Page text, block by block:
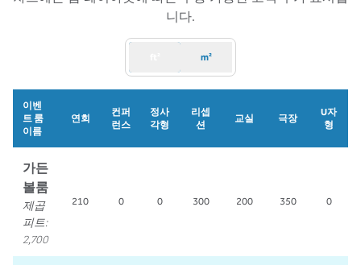
니다.
m²
이벤
트 룸
이름
연회
컨퍼
런스
정사
각형
리셉
션
교실 극장
U자
형
가든
볼룸
제곱
피트:
2,700
210 0 0 300 200 350 0